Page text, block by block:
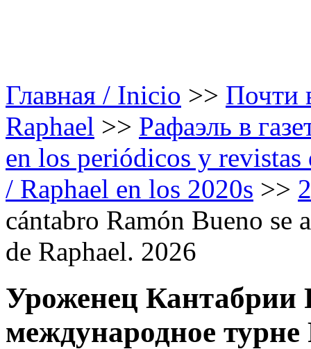
Главная / Inicio >> Почти
Raphael >> Рафаэль в
en los periódicos y
/ Raphael en los 2020s >>
cántabro Ramón Bueno se
de Raphael. 2026
Уроженец Кантабрии
международное турне